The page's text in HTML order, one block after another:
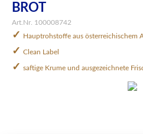
BROT
Art.Nr. 100008742
✓ Hauptrohstoffe aus österreichischem
✓ Clean Label
✓ saftige Krume und ausgezeichnete